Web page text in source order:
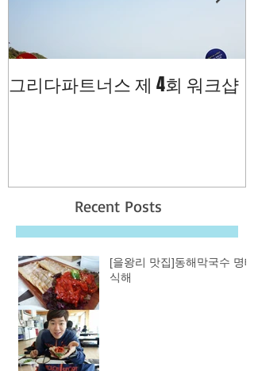
그리다파트너스 제 4회 워크샵
Recent Posts
[을왕리 맛집]동해막국수 명태
식해